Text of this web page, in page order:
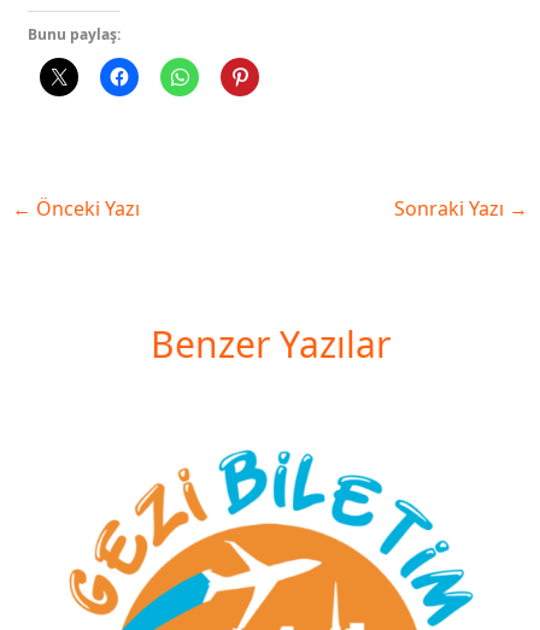
Bunu paylaş:
← Önceki Yazı Sonraki Yazı →
Benzer Yazılar